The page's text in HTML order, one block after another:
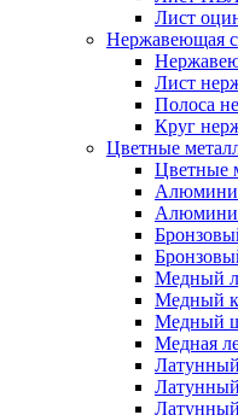
Лист
Нержавеющая
Лист
Полоса
Круг
Цветные
Цветные
Медный
Медный
Медный
Медная